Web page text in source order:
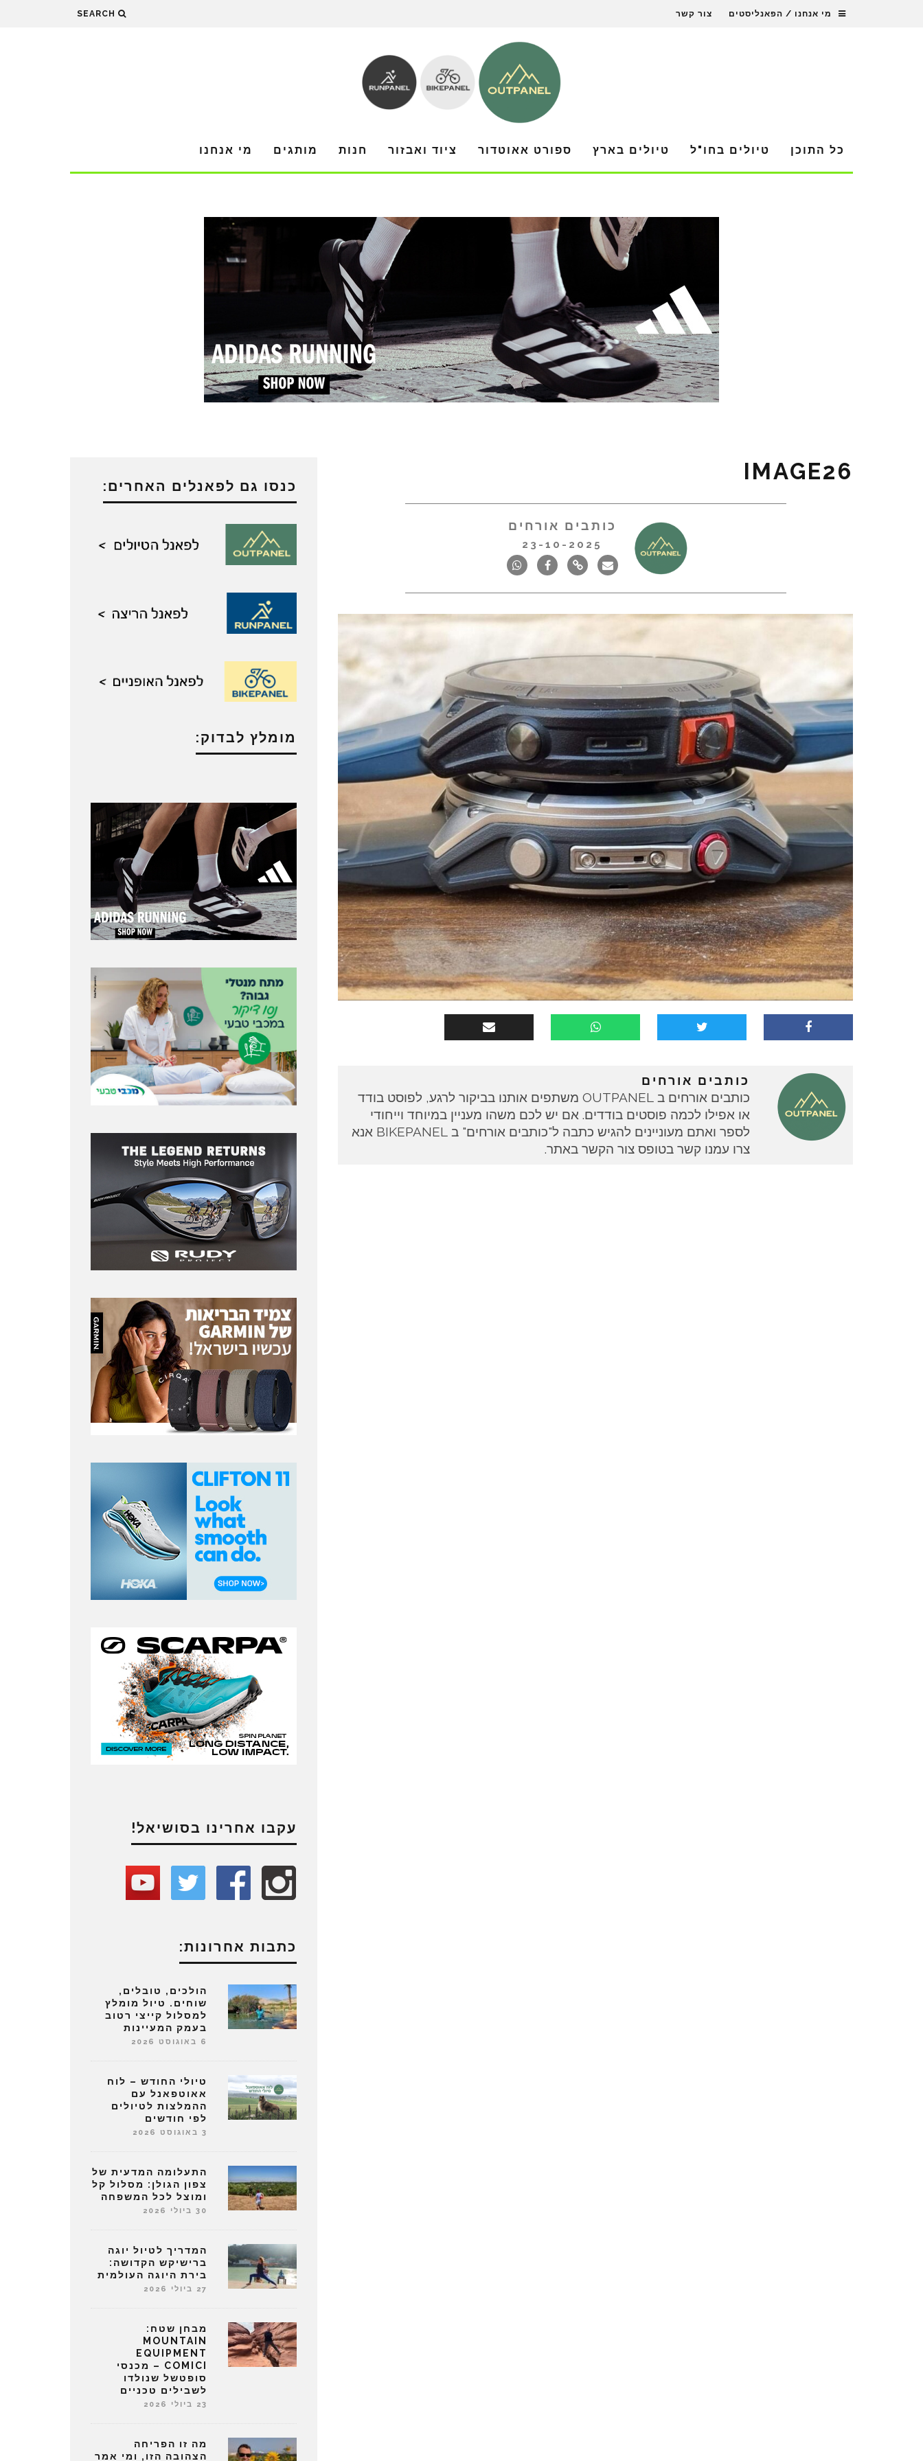
מי אנחנו / הפאנליסטים צור קשר SEARCH
כל התוכן טיולים בחו"ל טיולים בארץ ספורט אאוטדור ציוד ואבזור חנות מותגים מי אנחנו
IMAGE26
כותבים אורחים
23-10-2025
כותבים אורחים
כותבים אורחים ב OUTPANEL משתפים אותנו בביקור לרגע, לפוסט בודד
או אפילו לכמה פוסטים בודדים. אם יש לכם משהו מעניין במיוחד וייחודי
לספר ואתם מעוניינים להגיש כתבה ל"כותבים אורחים" ב BIKEPANEL אנא
צרו עמנו קשר בטופס צור הקשר באתר.
כנסו גם לפאנלים האחרים:
מומלץ לבדוק:
עקבו אחרינו בסושיאל!
כתבות אחרונות:
הולכים, טובלים,
שוחים. טיול מומלץ
למסלול קייצי רטוב
בעמק המעיינות
6 באוגוסט 2026
טיולי החודש – לוח
אאוטפאנל עם
ההמלצות לטיולים
לפי חודשים
3 באוגוסט 2026
התעלומה המדעית של
צפון הגולן: מסלול קל
ומוצל לכל המשפחה
30 ביולי 2026
המדריך לטיול יוגה
ברישיקש הקדושה:
בירת היוגה העולמית
27 ביולי 2026
מבחן שטח:
MOUNTAIN
EQUIPMENT
COMICI – מכנסי
סופטשל שנולדו
לשבילים טכניים
23 ביולי 2026
מה זו הפריחה
הצהובה הזו, ומי אמר